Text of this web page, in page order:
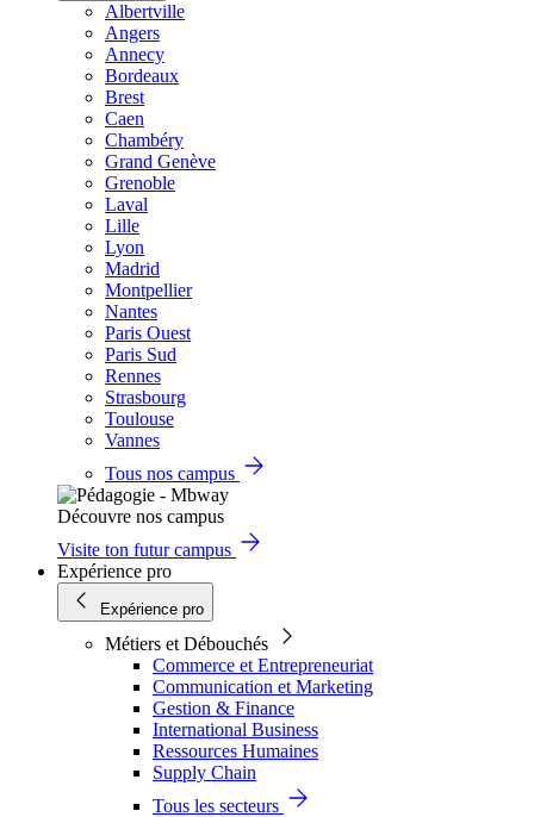
Albertville
Angers
Annecy
Bordeaux
Brest
Caen
Chambéry
Grand Genève
Grenoble
Laval
Lille
Lyon
Madrid
Montpellier
Nantes
Paris Ouest
Paris Sud
Rennes
Strasbourg
Toulouse
Vannes
Tous nos campus
Découvre nos campus
Visite ton futur campus
Expérience pro
Expérience pro
Métiers et Débouchés
Commerce et Entrepreneuriat
Communication et Marketing
Gestion & Finance
International Business
Ressources Humaines
Supply Chain
Tous les secteurs